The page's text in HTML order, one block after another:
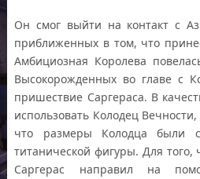
Он смог выйти на контакт с
приближенных в том, что
Амбициозная Королева
Высокорожденных во главе с
пришествие Саргераса. В
использовать Колодец
что размеры Колодца были
титанической фигуры. Для
Саргерас направил на